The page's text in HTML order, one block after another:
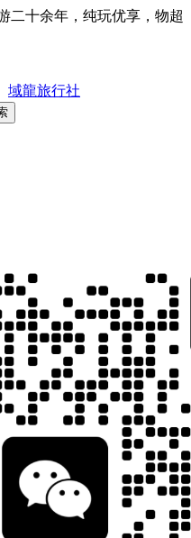
二十余年，纯玩优享，物超
域龍旅行社